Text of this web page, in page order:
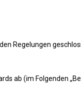
Regelungen
ab (im Folgenden